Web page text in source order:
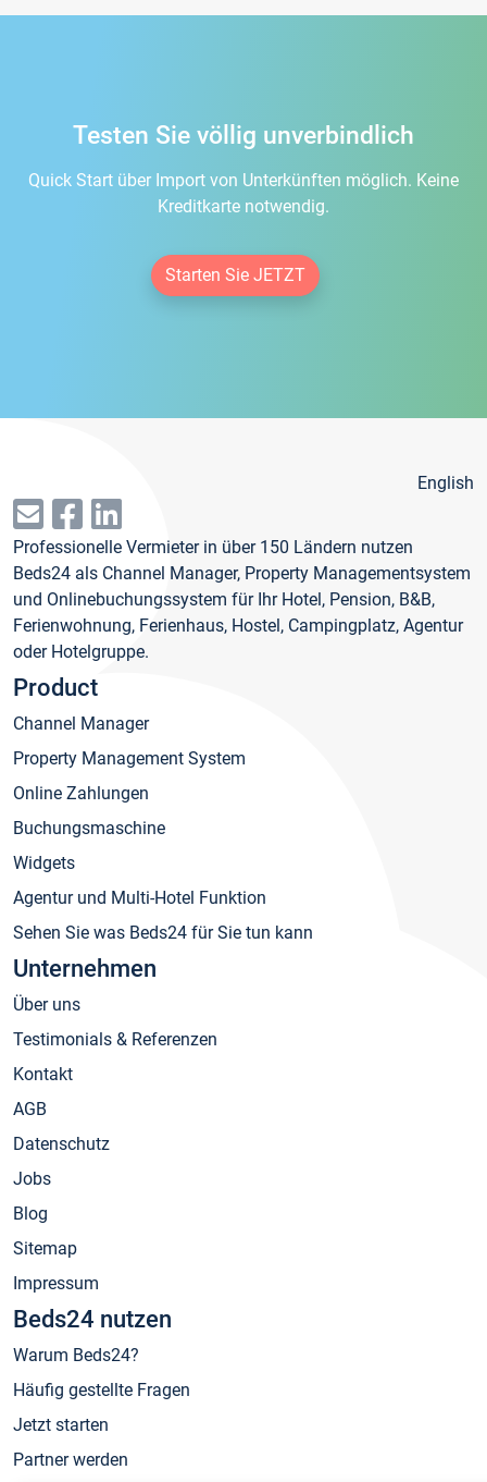
Testen Sie völlig unverbindlich
Quick Start über Import von Unterkünften möglich. Keine
Kreditkarte notwendig.
Starten Sie JETZT
English
Professionelle Vermieter in über 150 Ländern nutzen
Beds24 als Channel Manager, Property Managementsystem
und Onlinebuchungssystem für Ihr Hotel, Pension, B&B,
Ferienwohnung, Ferienhaus, Hostel, Campingplatz, Agentur
oder Hotelgruppe.
Product
Channel Manager
Property Management System
Online Zahlungen
Buchungsmaschine
Widgets
Agentur und Multi-Hotel Funktion
Sehen Sie was Beds24 für Sie tun kann
Unternehmen
Über uns
Testimonials & Referenzen
Kontakt
AGB
Datenschutz
Jobs
Blog
Sitemap
Impressum
Beds24 nutzen
Warum Beds24?
Häufig gestellte Fragen
Jetzt starten
Partner werden